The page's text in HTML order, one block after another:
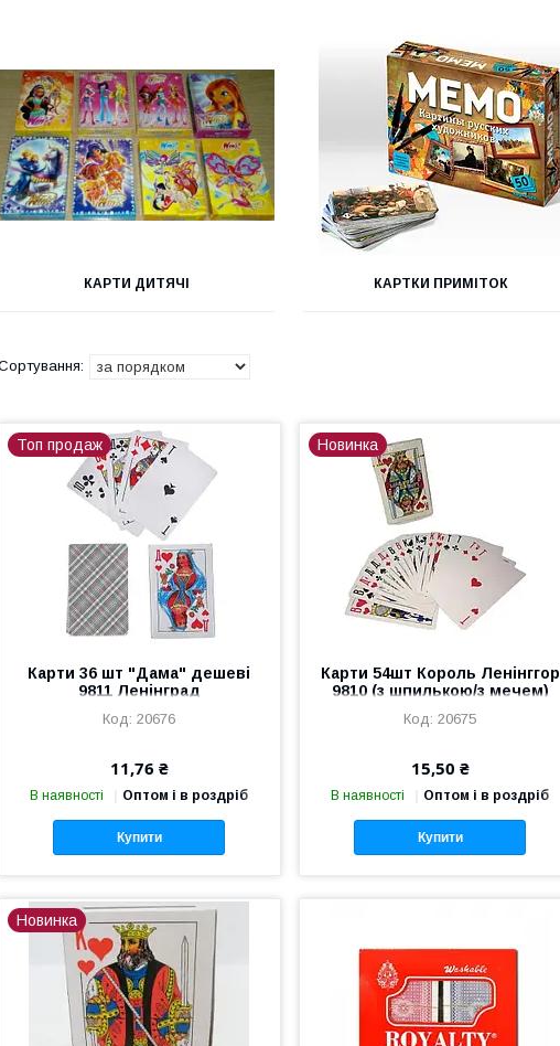
КАРТИ ДИТЯЧІ КАРТКИ ПРИМІТОК
Топ продаж
Карти 36 шт "Дама" дешеві
9811 Ленінград
20676
11,76 ₴
В наявності Оптом і в роздріб
Купити
Новинка
Карти 54шт Король Ленінггор
9810 (з шпилькою/з мечем)
20675
15,50 ₴
В наявності Оптом і в роздріб
Купити
Новинка